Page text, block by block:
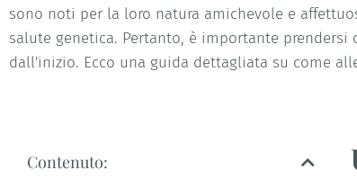
sono noti per la loro natura amichevole e
salute genetica. Pertanto, è importante
dall'inizio. Ecco una guida dettagliata su come
Contenuto: